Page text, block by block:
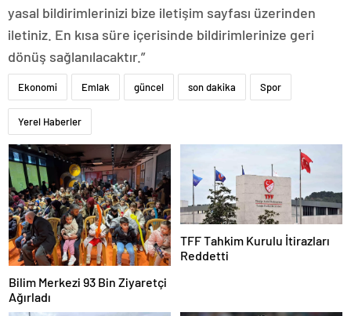
yasal bildirimlerinizi bize iletişim sayfası üzerinden
iletiniz. En kısa süre içerisinde bildirimlerinize geri
dönüş sağlanılacaktır.”
Ekonomi Emlak güncel son dakika Spor
Yerel Haberler
Bilim Merkezi 93 Bin Ziyaretçi
Ağırladı
TFF Tahkim Kurulu İtirazları
Reddetti